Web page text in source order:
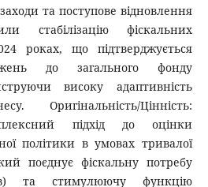
та поступове відновлення
стабілізацію фіскальних
роках, що підтверджується
до загального фонду
високу адаптивність
Оригінальність/Цінність:
підхід до оцінки
політики в умовах тривалої
поєднує фіскальну потребу
та стимулюючу функцію